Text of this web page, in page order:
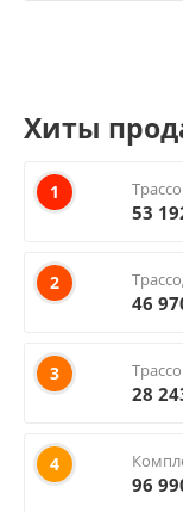
Хиты
1
53
2
46
3
28
4
96